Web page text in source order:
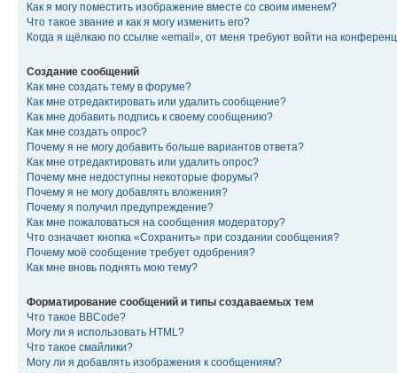
Как я могу поместить изображение вместе со своим именем?
Что такое звание и как я могу изменить его?
Когда я щёлкаю по ссылке «email», от меня требуют войти на
Создание сообщений
Как мне создать тему в форуме?
Как мне отредактировать или удалить сообщение?
Как мне добавить подпись к своему сообщению?
Как мне создать опрос?
Почему я не могу добавить больше вариантов ответа?
Как мне отредактировать или удалить опрос?
Почему мне недоступны некоторые форумы?
Почему я не могу добавлять вложения?
Почему я получил предупреждение?
Как мне пожаловаться на сообщения модератору?
Что означает кнопка «Сохранить» при создании сообщения?
Почему моё сообщение требует одобрения?
Как мне вновь поднять мою тему?
Форматирование сообщений и типы создаваемых тем
Что такое BBCode?
Могу ли я использовать HTML?
Что такое смайлики?
Могу ли я добавлять изображения к сообщениям?